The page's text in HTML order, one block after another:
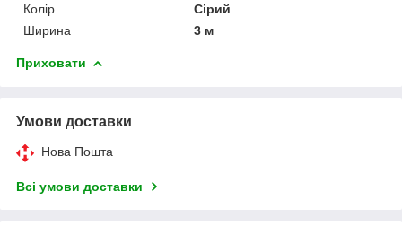
Колір
Сірий
Ширина
3 м
Приховати
Умови доставки
Нова Пошта
Всі умови доставки